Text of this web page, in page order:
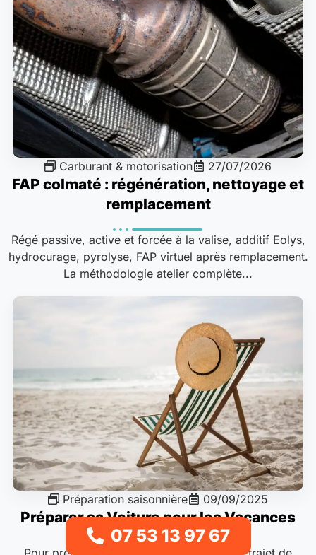
Carburant & motorisation 27/07/2026
FAP colmaté : régénération, nettoyage et
remplacement
Régé passive, active et forcée à la valise, additif Eolys,
hydrocurage, pyrolyse, FAP virtuel après remplacement.
La méthodologie atelier complète...
Préparation saisonnière 09/09/2025
Préparer sa Voiture pour les Vacances
07 53 13 97 67